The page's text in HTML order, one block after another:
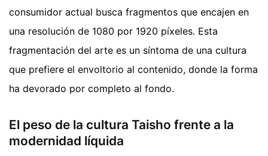
consumidor actual busca fragmentos que encajen en
una resolución de 1080 por 1920 píxeles. Esta
fragmentación del arte es un síntoma de una cultura
que prefiere el envoltorio al contenido, donde la forma
ha devorado por completo al fondo.
El peso de la cultura Taisho frente a la
modernidad líquida